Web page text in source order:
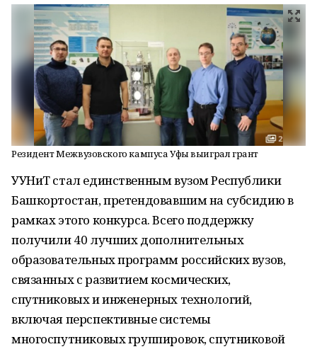
Резидент Межвузовского кампуса Уфы выиграл грант
УУНиТ стал единственным вузом Республики
Башкортостан, претендовавшим на субсидию в
рамках этого конкурса. Всего поддержку
получили 40 лучших дополнительных
образовательных программ российских вузов,
связанных с развитием космических,
спутниковых и инженерных технологий,
включая перспективные системы
многоспутниковых группировок, спутниковой